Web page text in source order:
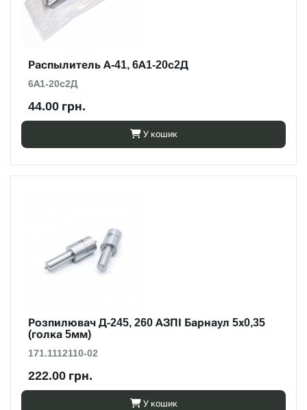
Распылитель А-41, 6А1-20с2Д
6А1-20с2Д
44.00 грн.
У кошик
Розпилювач Д-245, 260 АЗПІ Барнаул 5х0,35
(голка 5мм)
171.1112110-02
222.00 грн.
У кошик